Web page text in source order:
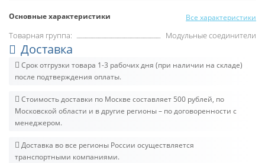
Основные характеристики Все характеристики
Товарная группа: Модульные соединители
Доставка
Срок отгрузки товара 1-3 рабочих дня (при наличии на складе)
после подтверждения оплаты.
Стоимость доставки по Москве составляет 500 рублей, по
Московской области и в другие регионы – по договоренности с
менеджером.
Доставка во все регионы России осуществляется
транспортными компаниями.